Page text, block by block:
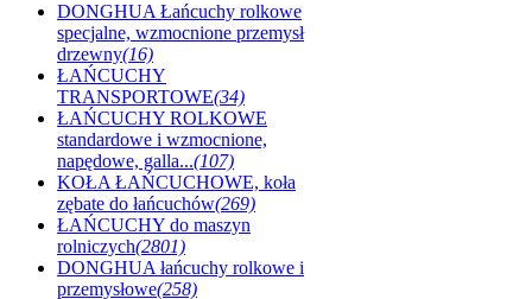
DONGHUA Łańcuchy rolkowe
specjalne, wzmocnione przemysł
drzewny(16)
ŁAŃCUCHY
TRANSPORTOWE(34)
ŁAŃCUCHY ROLKOWE
standardowe i wzmocnione,
napędowe, galla...(107)
KOŁA ŁAŃCUCHOWE, koła
zębate do łańcuchów(269)
ŁAŃCUCHY do maszyn
rolniczych(2801)
DONGHUA łańcuchy rolkowe i
przemysłowe(258)